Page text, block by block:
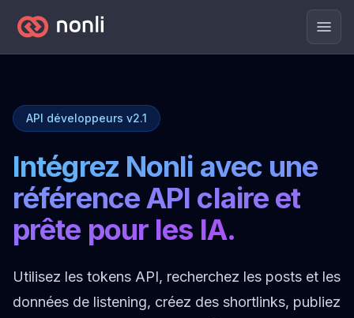
API développeurs v2.1
Intégrez Nonli avec une
référence API claire et
prête pour les IA.
Utilisez les tokens API, recherchez les posts et les
données de listening, créez des shortlinks, publiez